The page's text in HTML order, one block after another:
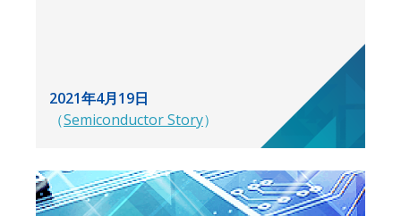
2021年4月19日
（Semiconductor Story）